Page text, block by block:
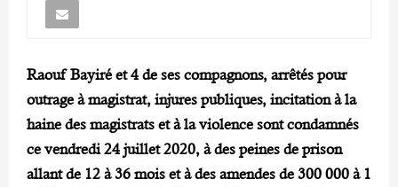
Raouf Bayiré et 4 de ses compagnons, arrêtés pour
outrage à magistrat, injures publiques, incitation à la
haine des magistrats et à la violence sont condamnés
ce vendredi 24 juillet 2020, à des peines de prison
allant de 12 à 36 mois et à des amendes de 300 000 à 1